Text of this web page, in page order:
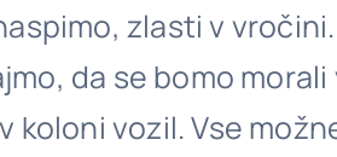
zlasti v
da se bomo
koloni vozil. Vse